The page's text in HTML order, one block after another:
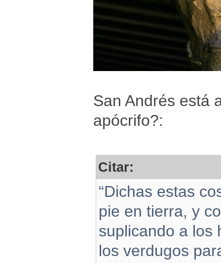
San Andrés está
apócrifo?:
Citar:
“Dichas estas
pie en tierra, y
suplicando a los
los verdugos